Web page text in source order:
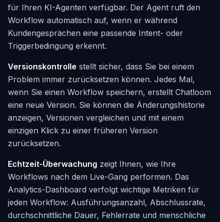
für Ihren KI-Agenten verfügbar. Der Agent ruft den
Workflow automatisch auf, wenn er während
Kundengesprächen eine passende Intent- oder
Triggerbedingung erkennt.
Versionskontrolle stellt sicher, dass Sie bei einem
Problem immer zurücksetzen können. Jedes Mal,
wenn Sie einen Workflow speichern, erstellt Chatloom
eine neue Version. Sie können die Änderungshistorie
anzeigen, Versionen vergleichen und mit einem
einzigen Klick zu einer früheren Version
zurücksetzen.
Echtzeit-Überwachung zeigt Ihnen, wie Ihre
Workflows nach dem Live-Gang performen. Das
Analytics-Dashboard verfolgt wichtige Metriken für
jeden Workflow: Ausführungsanzahl, Abschlussrate,
durchschnittliche Dauer, Fehlerrate und menschliche